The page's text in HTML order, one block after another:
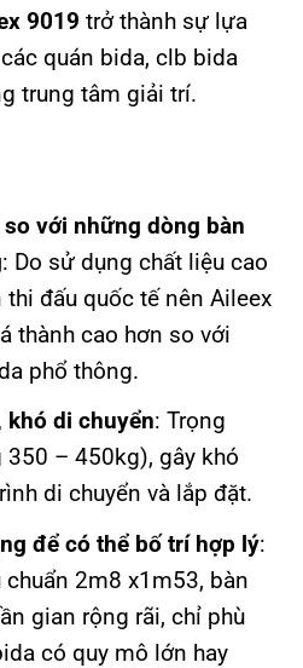
9019 trở thành sự lựa
quán bida, clb bida
trung tâm giải trí.
với những dòng bàn
: Do sử dụng chất liệu cao
đấu quốc tế nên Aileex
thành cao hơn so với
phổ thông.
khó di chuyển: Trọng
– 450kg), gây khó
di chuyển và lắp đặt.
để có thể bố trí hợp lý:
2m8 x1m53, bàn
gian rộng rãi, chỉ phù
có quy mô lớn hay